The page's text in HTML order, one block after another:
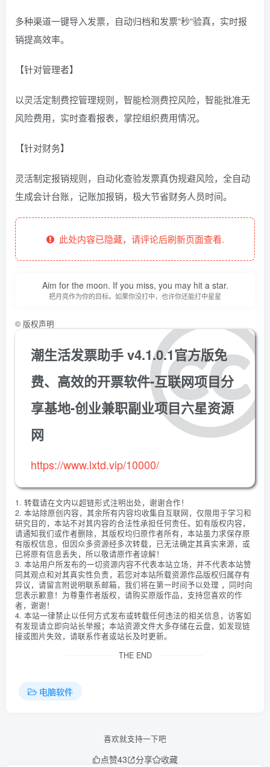
多种渠道一键导入发票，自动归档和发票“秒“验真，实时报
销提高效率。
【针对管理者】
以灵活定制费控管理规则，智能检测费控风险，智能批准无
风险费用，实时查看报表，掌控组织费用情况。
【针对财务】
灵活制定报销规则，自动化查验发票真伪规避风险，全自动
生成会计台账，记账加报销，极大节省财务人员时间。
此处内容已隐藏，请评论后刷新页面查看.
Aim for the moon. If you miss, you may hit a star.
把月亮作为你的目标。如果你没打中，也许你还能打中星星
© 版权声明
潮生活发票助手 v4.1.0.1官方版免
费、高效的开票软件-互联网项目分
享基地-创业兼职副业项目六星资源
网
https://www.lxtd.vip/10000/
1. 转载请在文内以超链形式注明出处，谢谢合作！
2. 本站除原创内容，其余所有内容均收集自互联网，仅限用于学习和
研究目的，本站不对其内容的合法性承担任何责任。如有版权内容，
请通知我们或作者删除，其版权均归原作者所有，本站虽力求保存原
有版权信息，但因众多资源经多次转载，已无法确定其真实来源，或
已将原有信息丢失，所以敬请原作者谅解！
3. 本站用户所发布的一切资源内容不代表本站立场，并不代表本站赞
同其观点和对其真实性负责，若您对本站所载资源作品版权归属存有
异议，请留言附说明联系邮箱，我们将在第一时间予以处理 ，同时向
您表示歉意！为尊重作者版权，请购买原版作品，支持您喜欢的作
者，谢谢！
4. 本站一律禁止以任何方式发布或转载任何违法的相关信息，访客如
有发现请立即向站长举报；本站资源文件大多存储在云盘，如发现链
接或图片失效，请联系作者或站长及时更新。
THE END
电脑软件
喜欢就支持一下吧
点赞43 分享 收藏